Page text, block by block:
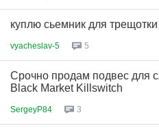
куплю сьемник для
vyacheslav-5 5
Срочно продам подвес для
Black Market Killswitch
SergeyP84 3